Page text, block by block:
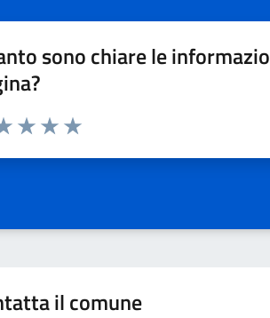
sono chiare le
1 a 5 stelle la pagina
il comune